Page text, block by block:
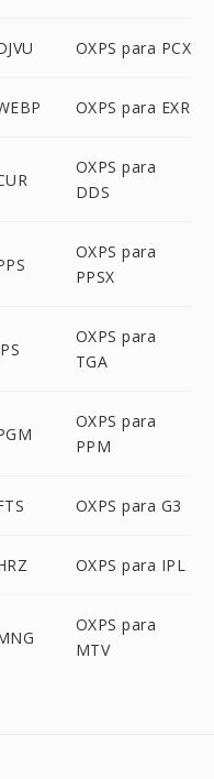
OXPS para PCX
OXPS para EXR
OXPS para
DDS
OXPS para
PPSX
OXPS para
TGA
OXPS para
PPM
OXPS para G3
OXPS para IPL
OXPS para
MTV